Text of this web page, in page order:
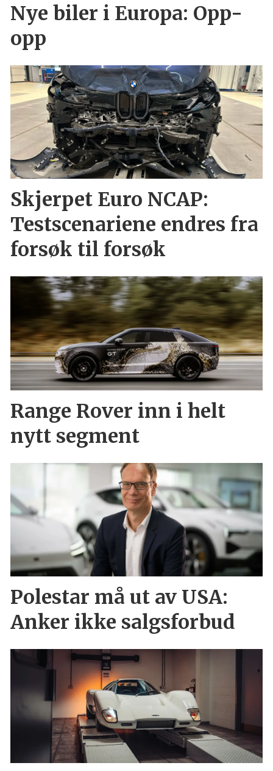
Nye biler i Europa: Opp-
opp
Skjerpet Euro NCAP:
Testscenariene endres fra
forsøk til forsøk
Range Rover inn i helt
nytt segment
Polestar må ut av USA:
Anker ikke salgsforbud